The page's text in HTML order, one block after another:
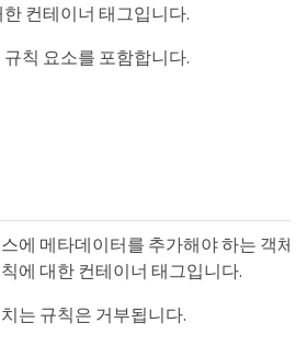
컨테이너 태그입니다.
칙 요소를 포함합니다.
에 메타데이터를 추가해야 하는 객체
에 대한 컨테이너 태그입니다.
는 규칙은 거부됩니다.